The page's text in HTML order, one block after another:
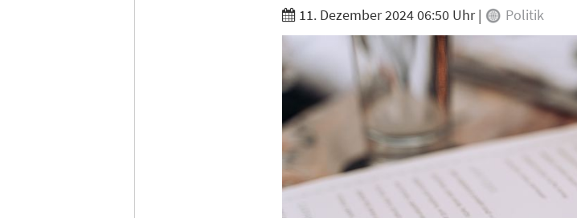
11. Dezember 2024 06:50 Uhr| Politik